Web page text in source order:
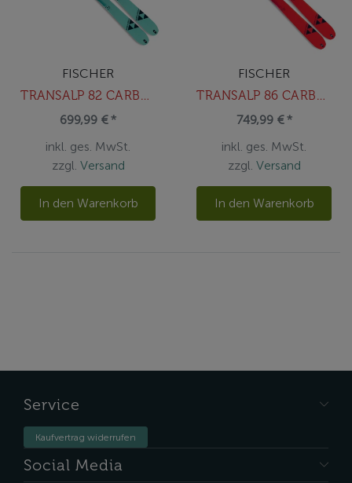
FISCHER
TRANSALP 82 CARBON
699,99 € *
inkl. ges. MwSt.
zzgl. Versand
In den Warenkorb
FISCHER
TRANSALP 86 CARBON
749,99 € *
inkl. ges. MwSt.
zzgl. Versand
In den Warenkorb
Service
Kaufvertrag widerrufen
Social Media